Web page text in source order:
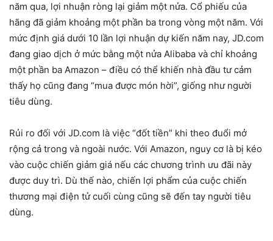
năm qua, lợi nhuận ròng lại giảm một nửa. Cổ phiếu của
hãng đã giảm khoảng một phần ba trong vòng một năm. Với
mức định giá dưới 10 lần lợi nhuận dự kiến năm nay, JD.com
đang giao dịch ở mức bằng một nửa Alibaba và chỉ khoảng
một phần ba Amazon – điều có thể khiến nhà đầu tư cảm
thấy họ cũng đang “mua được món hời”, giống như người
tiêu dùng.
Rủi ro đối với JD.com là việc “đốt tiền” khi theo đuổi mở
rộng cả trong và ngoài nước. Với Amazon, nguy cơ là bị kéo
vào cuộc chiến giảm giá nếu các chương trình ưu đãi này
được duy trì. Dù thế nào, chiến lợi phẩm của cuộc chiến
thương mại điện tử cuối cùng cũng sẽ đến tay người tiêu
dùng.